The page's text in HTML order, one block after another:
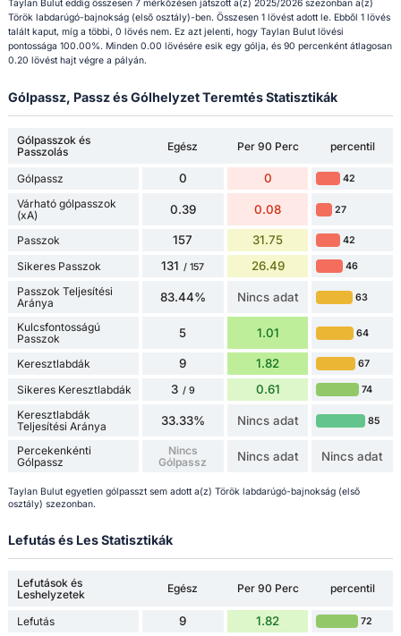
Taylan Bulut eddig összesen 7 mérkőzésen játszott a(z) 2025/2026 szezonban a(z)
Török labdarúgó-bajnokság (első osztály)-ben. Összesen 1 lövést adott le. Ebből 1 lövés
talált kaput, míg a többi, 0 lövés nem. Ez azt jelenti, hogy Taylan Bulut lövési
pontossága 100.00%. Minden 0.00 lövésére esik egy gólja, és 90 percenként átlagosan
0.20 lövést hajt végre a pályán.
Gólpassz, Passz és Gólhelyzet Teremtés Statisztikák
Gólpasszok és
Passzolás
Egész Per 90 Perc percentil
Gólpassz 0 0 42
Várható gólpasszok
(xA)
0.39 0.08 27
Passzok 157 31.75 42
Sikeres Passzok 131 / 157 26.49 46
Passzok Teljesítési
Aránya
83.44% Nincs adat 63
Kulcsfontosságú
Passzok
5 1.01 64
Keresztlabdák 9 1.82 67
Sikeres Keresztlabdák 3 / 9 0.61 74
Keresztlabdák
Teljesítési Aránya
33.33% Nincs adat 85
Percekenkénti
Gólpassz
Nincs
Gólpassz
Nincs adat Nincs adat
Taylan Bulut egyetlen gólpasszt sem adott a(z) Török labdarúgó-bajnokság (első
osztály) szezonban.
Lefutás és Les Statisztikák
Lefutások és
Leshelyzetek
Egész Per 90 Perc percentil
Lefutás 9 1.82 72